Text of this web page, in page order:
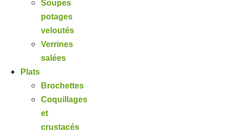
Soupes
potages
veloutés
Verrines
salées
Plats
Brochettes
Coquillages
et
crustacés